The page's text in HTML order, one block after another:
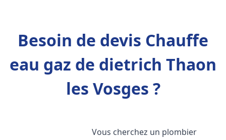
Besoin de devis Chauffe
eau gaz de dietrich Thaon
les Vosges ?
Vous cherchez un plombier